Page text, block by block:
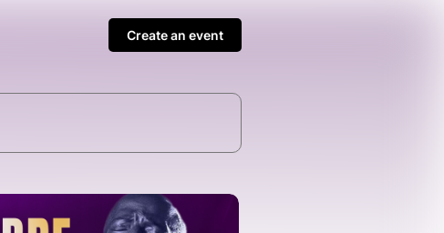
Create an event